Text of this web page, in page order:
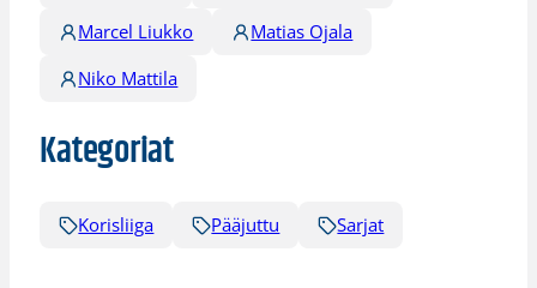
Marcel Liukko
Matias Ojala
Niko Mattila
Kategoriat
Korisliiga Pääjuttu Sarjat